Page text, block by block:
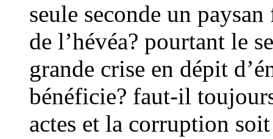
seule seconde un
de l’hévéa? pourtant le
grande crise en dépit
bénéficie? faut-il
actes et la corruption